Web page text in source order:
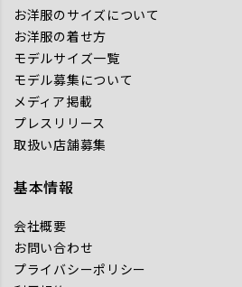
お洋服のサイズについて
お洋服の着せ方
モデルサイズ一覧
モデル募集について
メディア掲載
プレスリリース
取扱い店舗募集
基本情報
会社概要
お問い合わせ
プライバシーポリシー